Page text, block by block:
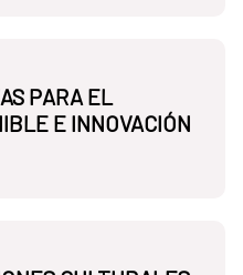
PARA EL
E INNOVACIÓN